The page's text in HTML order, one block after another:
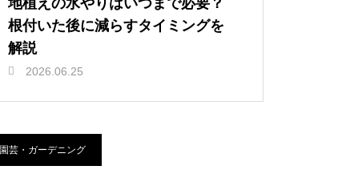
地植えの水やりはいつまで必要？
根付いた後に減らすタイミングを
解説
2026.06.25
園芸・ガーデニング